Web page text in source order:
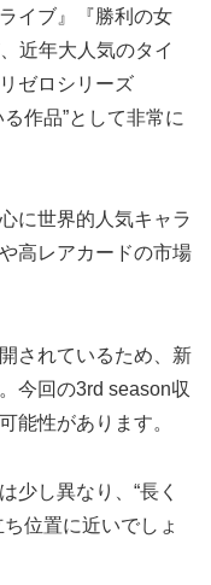
イブ』『勝利の女
近年大人気のタイ
ゼロシリーズ
作品”として非常に
に世界的人気キャラ
高レアカードの市場
されているため、新
今回の3rd season収
能性があります。
少し異なり、“長く
位置に近いでしょ